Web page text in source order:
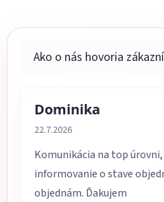
Dominika
Hodnotenie obchodu je 5 z 5
22.7.2026
Komunikácia na top
informovanie o stave
objednám. Ďakujem